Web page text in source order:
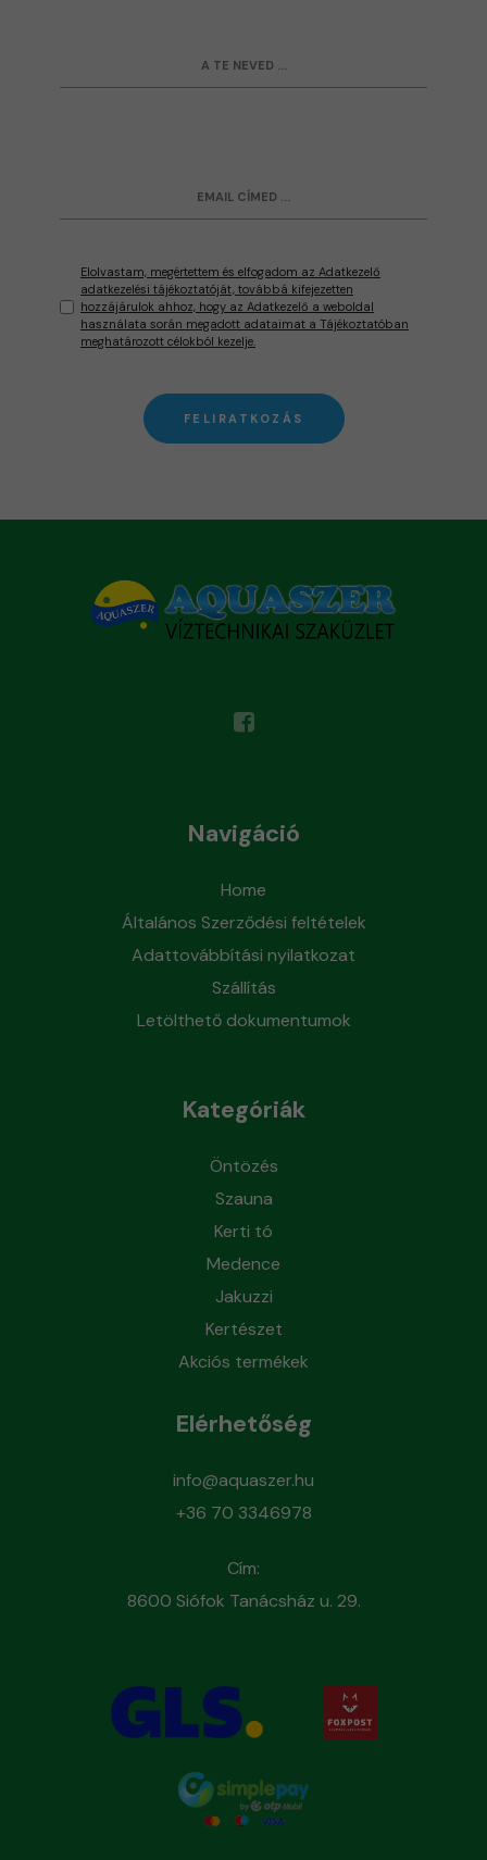
Elolvastam, megértettem és elfogadom az Adatkezelő
adatkezelési tájékoztatóját, továbbá kifejezetten
hozzájárulok ahhoz, hogy az Adatkezelő a weboldal
használata során megadott adataimat a Tájékoztatóban
meghatározott célokból kezelje.
FELIRATKOZÁS
Navigáció
Home
Általános Szerződési feltételek
Adattovábbítási nyilatkozat
Szállítás
Letölthető dokumentumok
Kategóriák
Öntözés
Szauna
Kerti tó
Medence
Jakuzzi
Kertészet
Akciós termékek
Elérhetőség
info@aquaszer.hu
+36 70 3346978
Cím:
8600 Siófok Tanácsház u. 29.